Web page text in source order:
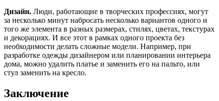
Дизайн. Люди, работающие в творческих профессиях, могут
за несколько минут набросать несколько вариантов одного и
того же элемента в разных размерах, стилях, цветах, текстурах
и декорациях. И все этот в рамках одного проекта без
необходимости делать сложные модели. Например, при
разработке одежды дизайнером или планировании интерьера
дома, можно удалить платье и заменить его на пальто, или
стул заменить на кресло.
Заключение